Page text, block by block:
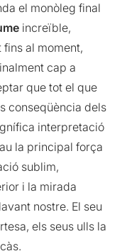
el monòleg final
increïble,
fins al moment,
cap a
que tot el que
conseqüència dels
interpretació
la principal força
sublim,
i la mirada
nostre. El seu
els seus ulls la